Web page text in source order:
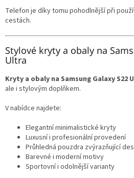
Telefon je díky tomu pohodlnější při
cestách.
Stylové kryty a obaly na
Ultra
Kryty a obaly na Samsung Galaxy S22
ale i stylovým doplňkem.
V nabídce najdete:
Elegantní minimalistické kryty
Luxusní i profesionální provedení
Průhledná pouzdra zvýrazňující
Barevné i moderní motivy
Sportovní i odolnější varianty